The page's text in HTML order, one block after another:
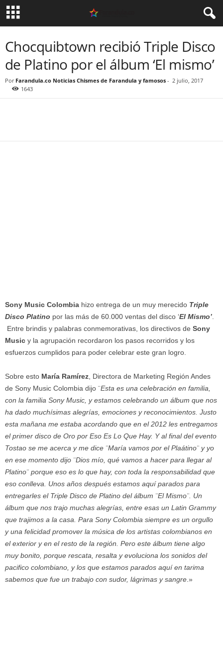
Chocquibtown recibió Triple Disco
de Platino por el álbum ‘El mismo’
Por Farandula.co Noticias Chismes de Farandula y famosos - 2 julio, 2017
1643
Sony Music Colombia hizo entrega de un muy merecido Triple
Disco Platino por las más de 60.000 ventas del disco ‘El Mismo’.
Entre brindis y palabras conmemorativas, los directivos de Sony
Music y la agrupación recordaron los pasos recorridos y los
esfuerzos cumplidos para poder celebrar este gran logro.
Sobre esto María Ramírez, Directora de Marketing Región Andes
de Sony Music Colombia dijo ¨Esta es una celebración en familia,
con la familia Sony Music, y estamos celebrando un álbum que nos
ha dado muchísimas alegrías, emociones y reconocimientos. Justo
esta mañana me estaba acordando que en el 2012 les entregamos
el primer disco de Oro por Eso Es Lo Que Hay. Y al final del evento
Tostao se me acerca y me dice ¨María vamos por el Plaátino¨ y yo
en ese momento dijo ¨Dios mío, qué vamos a hacer para llegar al
Platino¨ porque eso es lo que hay, con toda la responsabilidad que
eso conlleva. Unos años después estamos aquí parados para
entregarles el Triple Disco de Platino del álbum ¨El Mismo¨. Un
álbum que nos trajo muchas alegrías, entre esas un Latin Grammy
que trajimos a la casa. Para Sony Colombia siempre es un orgullo
y una felicidad promover la música de los artistas colombianos en
el exterior y en el resto de la región. Pero este álbum tiene algo
muy bonito, porque rescata, resalta y evoluciona los sonidos del
pacifico colombiano, y los que estamos parados aquí en tarima
sabemos que fue un trabajo con sudor, lágrimas y sangre.»